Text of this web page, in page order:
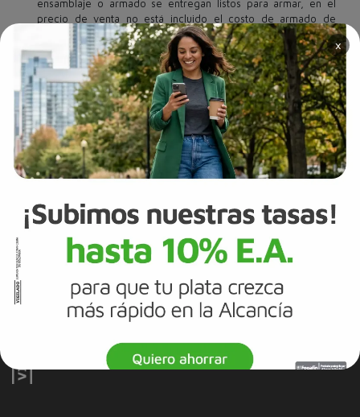
ensamblaje o armado se entregan listos para armar, en el
precio de venta no está incluido el costo de armado de
muebles ni servicios por concepto de instalación. Los precios
de los productos están sujetos a modificaciones y será válido
únicamente el precio vigente el momento de efectuar el
pago de la compra. Las fotos son de referencia y no incluyen
objetos y/o elementos distintos al producto cuyo nombre y
referencia se encuentra escrito al pie de las fotos
publicadas.
×
Únete al Banco Falabella